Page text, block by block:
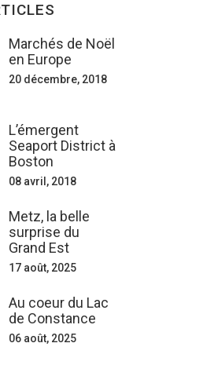
Marchés de Noël
en Europe
20 décembre, 2018
L’émergent
Seaport District à
Boston
08 avril, 2018
Metz, la belle
surprise du
Grand Est
17 août, 2025
Au coeur du Lac
de Constance
06 août, 2025